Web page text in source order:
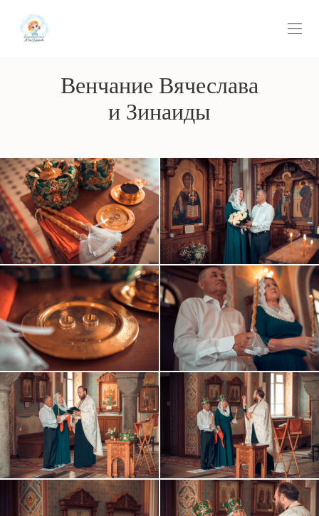
Венчание Вячеслава
и Зинаиды